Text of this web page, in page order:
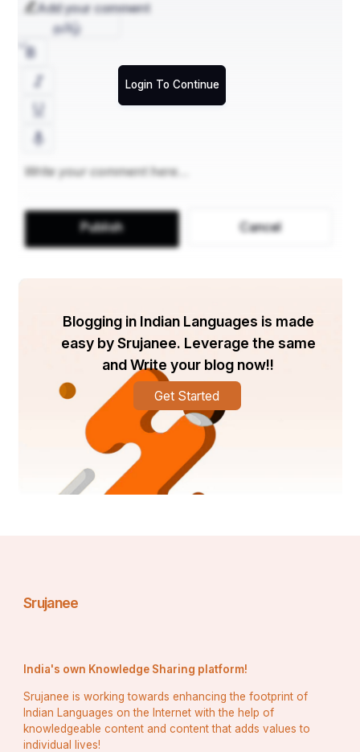
ଉତ୍ତରରେ ସୁମିତ କହିଲା ,"ଲାଲ୍ ତ ଅଛି ,ତୁମ ମଥାର ସିନ୍ଦୂର
।"
ସାନି ମଧ୍ୟ ଆନନ୍ଦରେ ସୁମିତକୁ ଆଲିଙ୍ଗନ କରୁଥିଲା ଓ ସାନି
ମଥାର ସିନ୍ଦୂର ସୁମିତର ଗାଲରେ ପ୍ରେମର ଛବି ଆଙ୍କୁଥିଲା।
Add your comment
Login To Continue
தமிழ்
Publish Cancel
Blogging in Indian Languages is made
easy by Srujanee. Leverage the same
and Write your blog now!!
Get Started
Srujanee
India's own Knowledge Sharing platform!
Srujanee is working towards enhancing the footprint of
Indian Languages on the Internet with the help of
knowledgeable content and content that adds values to
individual lives!